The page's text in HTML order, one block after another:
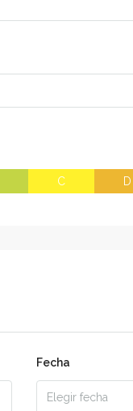
C D
Fecha